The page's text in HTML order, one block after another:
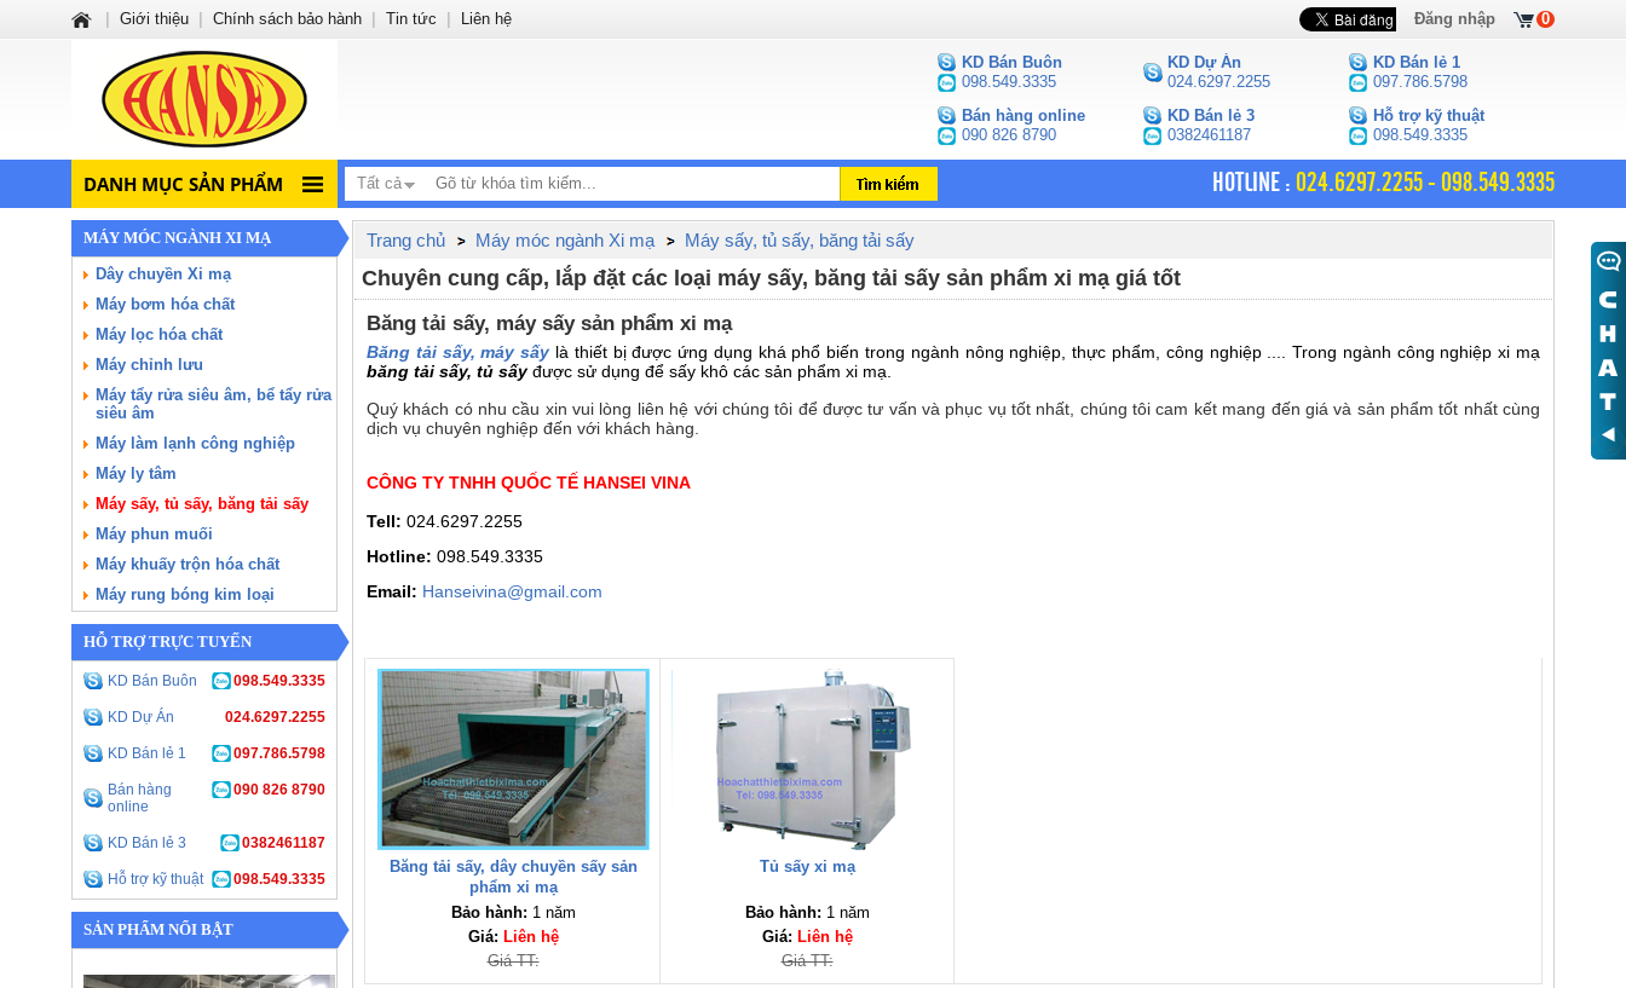
KD Bán Buôn
098.549.3335
KD Dự Án
024.6297.2255
KD Bán lẻ 1
097.786.5798
Bán hàng online
090 826 8790
KD Bán lẻ 3
0382461187
Hỗ trợ kỹ thuật
098.549.3335
DANH MỤC SẢN PHẨM Tất cả HOTLINE : 024.6297.2255 - 098.549.3335
MÁY MÓC NGÀNH XI MẠ
Dây chuyền Xi mạ
Máy bơm hóa chất
Máy lọc hóa chất
Máy chỉnh lưu
Máy tẩy rửa siêu âm, bể tẩy rửa
siêu âm
Máy làm lạnh công nghiệp
Máy ly tâm
Máy sấy, tủ sấy, băng tải sấy
Máy phun muối
Máy khuấy trộn hóa chất
Máy rung bóng kim loại
HỖ TRỢ TRỰC TUYẾN
098.549.3335
KD Bán Buôn
024.6297.2255
KD Dự Án
097.786.5798
KD Bán lẻ 1
090 826 8790
Bán hàng
online
0382461187
KD Bán lẻ 3
098.549.3335
Hỗ trợ kỹ thuật
SẢN PHẨM NỔI BẬT
Trang chủ Máy móc ngành Xi mạ Máy sấy, tủ sấy, băng tải sấy
Chuyên cung cấp, lắp đặt các loại máy sấy, băng tải sấy sản phẩm xi mạ giá tốt
Băng tải sấy, máy sấy sản phẩm xi mạ
Băng tải sấy, máy sấy là thiết bị được ứng dụng khá phổ biến trong ngành nông nghiệp, thực phẩm, công nghiệp .... Trong ngành công nghiệp xi mạ
băng tải sấy, tủ sấyđược sử dụng để sấy khô các sản phẩm xi mạ.
Quý khách có nhu cầu xin vui lòng liên hệ với chúng tôi để được tư vấn và phục vụ tốt nhất, chúng tôi cam kết mang đến giá và sản phẩm tốt nhất cùng
dịch vụ chuyên nghiệp đến với khách hàng.
CÔNG TY TNHH QUỐC TẾ HANSEI VINA
Tell: 024.6297.2255
Hotline: 098.549.3335
Email: Hanseivina@gmail.com
Băng tải sấy, dây chuyền sấy sản
phẩm xi mạ
Bảo hành: 1 năm
Giá: Liên hệ
Giá TT:
Tủ sấy xi mạ
Bảo hành: 1 năm
Giá: Liên hệ
Giá TT:
0
Đăng nhập
Giới thiệu Chính sách bảo hành Tin tức Liên hệ